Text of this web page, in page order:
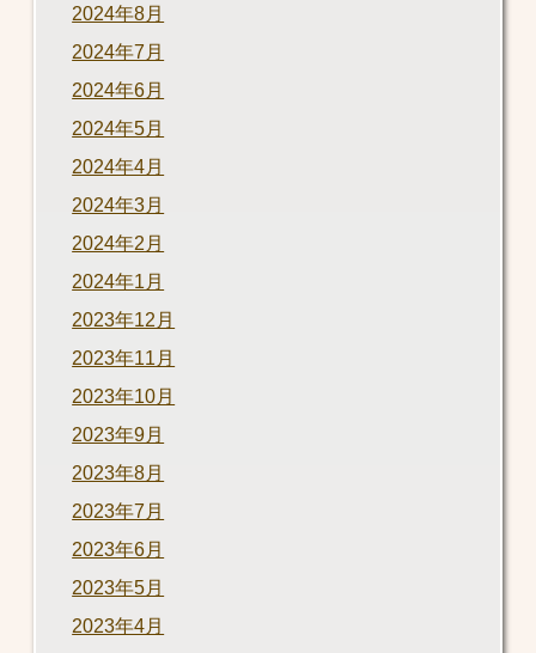
2024年8月
2024年7月
2024年6月
2024年5月
2024年4月
2024年3月
2024年2月
2024年1月
2023年12月
2023年11月
2023年10月
2023年9月
2023年8月
2023年7月
2023年6月
2023年5月
2023年4月